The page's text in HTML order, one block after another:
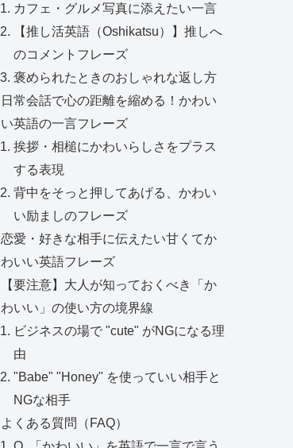
カフェ・グルメ写真に添えたい一言
【推し活英語（Oshikatsu）】推しへ
のコメントフレーズ
褒められたときのおしゃれな返し方
日常会話で心の距離を縮める！かわい
い英語の一言フレーズ
挨拶・相槌にかわいらしさをプラス
する表現
背中をそっと押してあげる、かわい
い励ましのフレーズ
恋愛・好きな相手に伝えたい甘くてか
わいい英語フレーズ
【要注意】大人が知っておくべき「か
わいい」の使い方の境界線
ビジネスの場で "cute" がNGになる理
由
"Babe" "Honey" を使っていい相手と
NGな相手
よくある質問（FAQ）